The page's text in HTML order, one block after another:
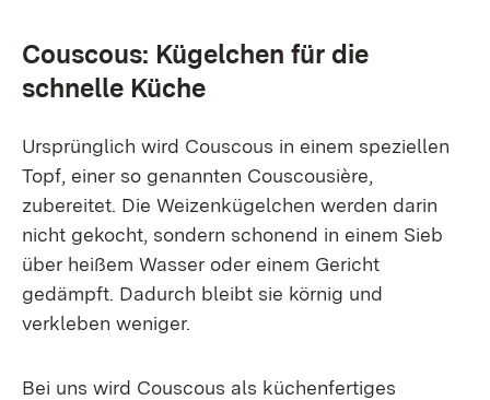
Couscous: Kügelchen für die
schnelle Küche
Ursprünglich wird Couscous in einem speziellen
Topf, einer so genannten Couscousière,
zubereitet. Die Weizenkügelchen werden darin
nicht gekocht, sondern schonend in einem Sieb
über heißem Wasser oder einem Gericht
gedämpft. Dadurch bleibt sie körnig und
verkleben weniger.
Bei uns wird Couscous als küchenfertiges